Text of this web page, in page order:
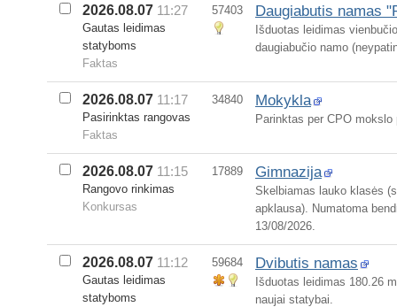
2026.08.07 11:27
Gautas leidimas
statyboms
Faktas
57403 Daugiabutis namas
Išduotas leidimas
daugiabučio namo
2026.08.07 11:17
Pasirinktas rangovas
Faktas
34840 Mokykla
Parinktas per CPO
2026.08.07 11:15
Rangovo rinkimas
Konkursas
17889 Gimnazija
Skelbiamas lauko klasės
apklausa). Numatoma
13/08/2026.
2026.08.07 11:12
Gautas leidimas
statyboms
59684 Dvibutis namas
Išduotas leidimas 180.26
naujai statybai.